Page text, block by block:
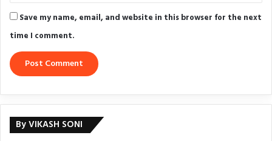
Save my name, email, and website in this browser for the next
time I comment.
By VIKASH SONI